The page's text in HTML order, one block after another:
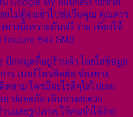
ไม่ต้องเข้าไปส่งเว็บคุณ คุณควร
างนี้เพราะมันฟรี ง่าย เพียงใช้
ของ GMB
ปักหมุดที่อยู่ร้านค้า โดยใส่ข้อมูล
าร เบอร์โทรติดต่อ ช่องทาง
ดตาม ใครมีอะไรดีๆใส่ไปเลย
ย ปลอดภัย เดินทางสะดวก
านและรูปภาพ ให้คนจำได้ง่าย